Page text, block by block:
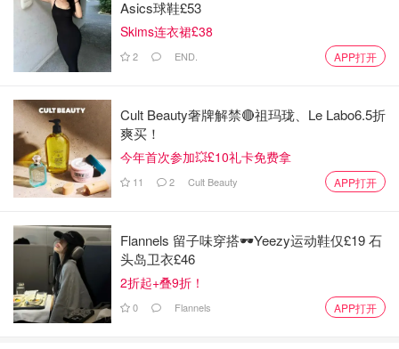
Asics球鞋£53
Skims连衣裙£38
2 END. APP打开
Cult Beauty奢牌解禁🔴祖玛珑、Le Labo6.5折
爽买！
今年首次参加💥£10礼卡免费拿
11 2 Cult Beauty APP打开
Flannels 留子味穿搭🕶️Yeezy运动鞋仅£19 石
头岛卫衣£46
2折起+叠9折！
0 Flannels APP打开